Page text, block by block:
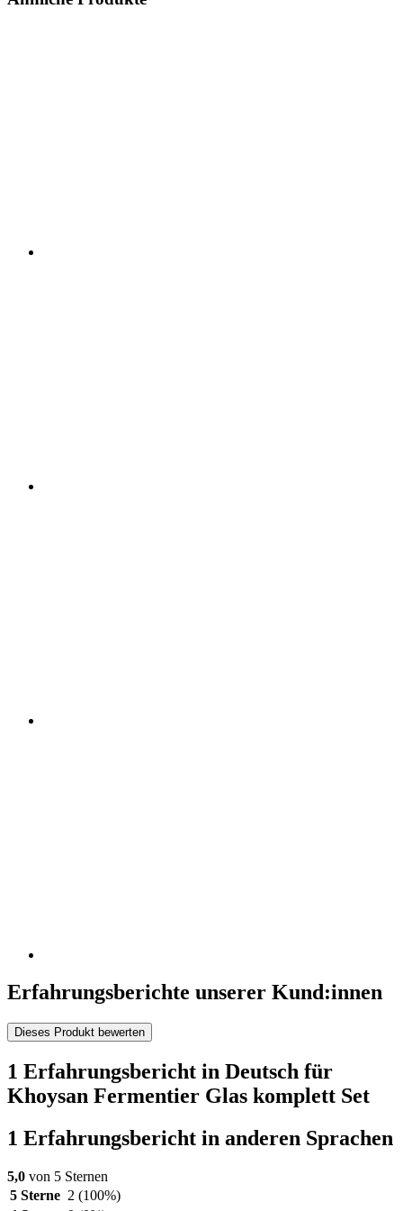
Erfahrungsberichte unserer Kund:innen
Dieses Produkt bewerten
1 Erfahrungsbericht in Deutsch für
Khoysan Fermentier Glas komplett Set
1 Erfahrungsbericht in anderen Sprachen
5,0 von 5 Sternen
5 Sterne 2 (100%)